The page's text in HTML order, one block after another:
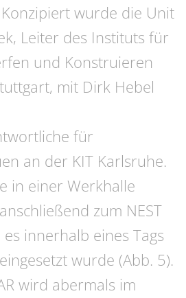
Konzipiert wurde die Unit
Leiter des Instituts für
und Konstruieren
mit Dirk Hebel
für
an der KIT Karlsruhe.
in einer Werkhalle
zum NEST
innerhalb eines Tags
wurde (Abb. 5).
wird abermals im